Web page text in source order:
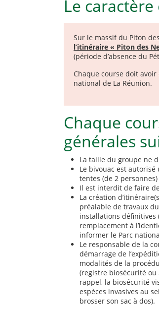
Le
Sur le massif du Piton
l’itinéraire « Piton des
(période d’absence du
Chaque course doit
national de La Réunion.
Chaque
générales
La taille du groupe ne
Le bivouac est
tentes (de 2
Il est interdit de faire
La création
préalable de travaux
installations définitives
remplacement à
informer le Parc
Le responsable de la
démarrage de
modalités de la
(registre biosécurité ou
rappel, la biosécurité
espèces invasives au
brosser son sac à dos).